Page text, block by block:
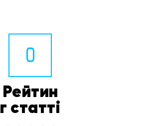
0
Рейтин
г статті